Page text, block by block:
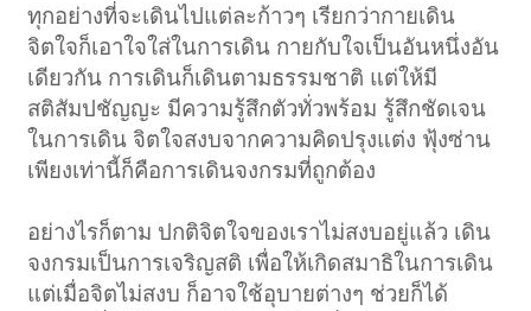
ทุกอย่างที่จะเดินไปแต่ละก้าวๆ เรียกว่ากายเดิน
จิตใจก็เอาใจใส่ในการเดิน กายกับใจเป็นอันหนึ่งอัน
เดียวกัน การเดินก็เดินตามธรรมชาติ แต่ให้มี
สติสัมปชัญญะ มีความรู้สึกตัวทั่วพร้อม รู้สึกชัดเจน
ในการเดิน จิตใจสงบจากความคิดปรุงแต่ง ฟุ้งซ่าน
เพียงเท่านี้ก็คือการเดินจงกรมที่ถูกต้อง
อย่างไรก็ตาม ปกติจิตใจของเราไม่สงบอยู่แล้ว เดิน
จงกรมเป็นการเจริญสติ เพื่อให้เกิดสมาธิในการเดิน
แต่เมื่อจิตไม่สงบ ก็อาจใช้อุบายต่างๆ ช่วยก็ได้